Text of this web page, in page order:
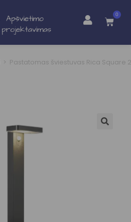
0
> Pastatomas šviestuvas Rica Square